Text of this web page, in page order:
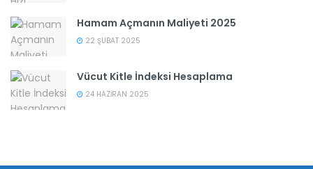
Hamam Açmanın Maliyeti 2025
22 ŞUBAT 2025
Vücut Kitle İndeksi Hesaplama
24 HAZIRAN 2025